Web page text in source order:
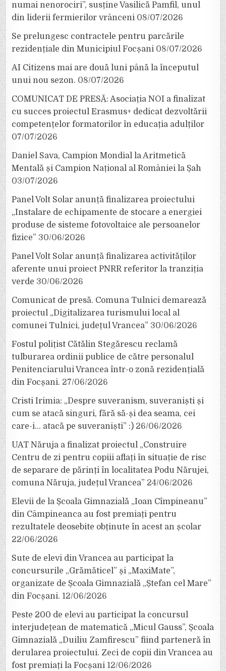
numai nenorociri”, susține Vasilică Pamfil, unul
din liderii fermierilor vrânceni 08/07/2026
Se prelungesc contractele pentru parcările
rezidențiale din Municipiul Focșani 08/07/2026
AI Citizens mai are două luni până la începutul
unui nou sezon. 08/07/2026
COMUNICAT DE PRESĂ: Asociația NOI a finalizat
cu succes proiectul Erasmus+ dedicat dezvoltării
competențelor formatorilor în educația adulților
07/07/2026
Daniel Sava, Campion Mondial la Aritmetică
Mentală și Campion Național al României la Șah
03/07/2026
Panel Volt Solar anunță finalizarea proiectului
„Instalare de echipamente de stocare a energiei
produse de sisteme fotovoltaice ale persoanelor
fizice” 30/06/2026
Panel Volt Solar anunță finalizarea activităților
aferente unui proiect PNRR referitor la tranziția
verde 30/06/2026
Comunicat de presă. Comuna Tulnici demarează
proiectul „Digitalizarea turismului local al
comunei Tulnici, județul Vrancea” 30/06/2026
Fostul polițist Cătălin Stegărescu reclamă
tulburarea ordinii publice de către personalul
Penitenciarului Vrancea într-o zonă rezidențială
din Focșani. 27/06/2026
Cristi Irimia: „Despre suveranism, suveraniști și
cum se atacă singuri, fără să-și dea seama, cei
care-i… atacă pe suveraniști” :) 26/06/2026
UAT Năruja a finalizat proiectul „Construire
Centru de zi pentru copiii aflați în situație de risc
de separare de părinți în localitatea Podu Nărujei,
comuna Năruja, județul Vrancea” 24/06/2026
Elevii de la Școala Gimnazială „Ioan Cîmpineanu”
din Câmpineanca au fost premiați pentru
rezultatele deosebite obținute în acest an școlar
22/06/2026
Sute de elevi din Vrancea au participat la
concursurile „Grămăticel” și „MaxiMate”,
organizate de Școala Gimnazială „Ștefan cel Mare”
din Focșani. 12/06/2026
Peste 200 de elevi au participat la concursul
interjudețean de matematică „Micul Gauss”, Școala
Gimnazială „Duiliu Zamfirescu” fiind parteneră în
derularea proiectului. Zeci de copii din Vrancea au
fost premiați la Focșani 12/06/2026